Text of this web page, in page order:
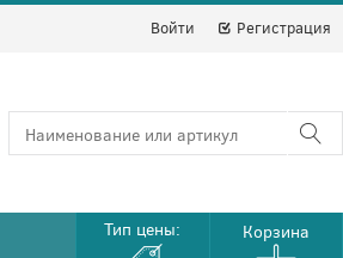
Войти Регистрация
Тип цены: Корзина